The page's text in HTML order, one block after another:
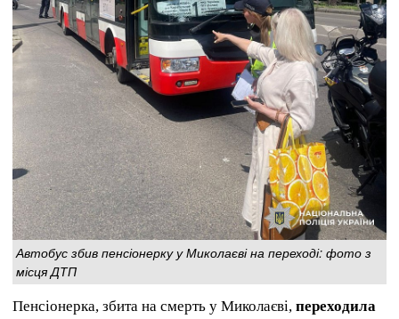
Автобус збив пенсіонерку у Миколаєві на переході: фото з
місця ДТП
Пенсіонерка, збита на смерть у Миколаєві, переходила